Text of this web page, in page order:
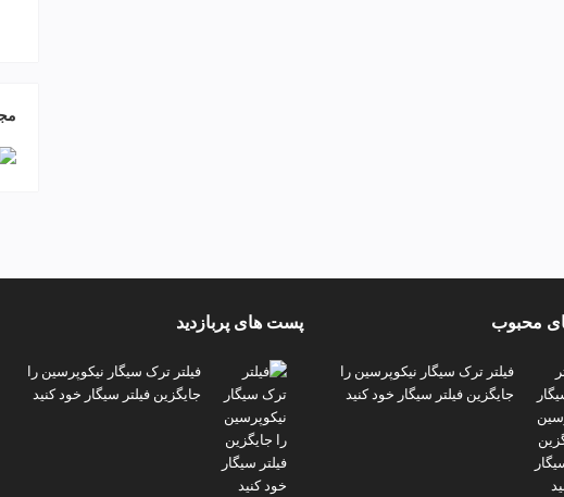
محبوب
فیلتر ترک سیگار نیکوپرسین را
جایگزین فیلتر سیگار خود کنید
پست های پربازدید
فیلتر ترک سیگار نیکوپرسین را
جایگزین فیلتر سیگار خود کنید